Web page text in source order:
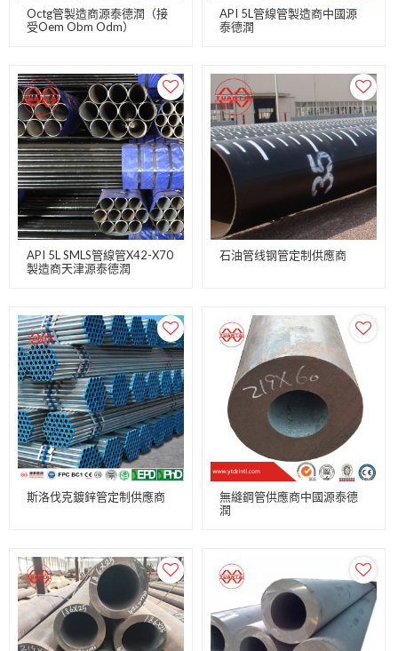
Octg管製造商源泰德潤（接
受Oem Obm Odm）
API 5L管線管製造商中國源
泰德潤
API 5L SMLS管線管X42-X70
製造商天津源泰德潤
石油管线钢管定制供應商
斯洛伐克鍍鋅管定制供應商
無縫鋼管供應商中國源泰德
潤